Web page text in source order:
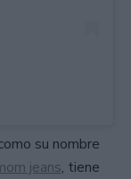
su nombre
jeans, tiene